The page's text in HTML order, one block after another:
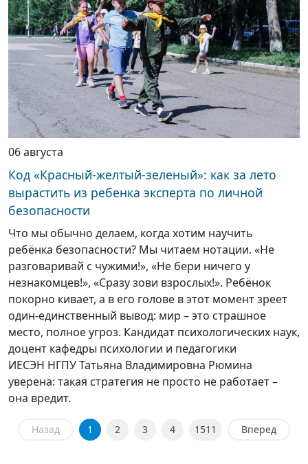
06 августа
Код «Красный-желтый-зеленый»: как за лето
вырастить из ребенка эксперта по личной
безопасности
Что мы обычно делаем, когда хотим научить
ребёнка безопасности? Мы читаем нотации. «Не
разговаривай с чужими!», «Не бери ничего у
незнакомцев!», «Сразу зови взрослых!». Ребёнок
покорно кивает, а в его голове в этот момент зреет
один-единственный вывод: мир – это страшное
место, полное угроз. Кандидат психологических наук,
доцент кафедры психологии и педагогики
ИЕСЭН НГПУ Татьяна Владимировна Рюмина
уверена: такая стратегия не просто не работает –
она вредит.
Назад 1 2 3 4 1511 Вперед